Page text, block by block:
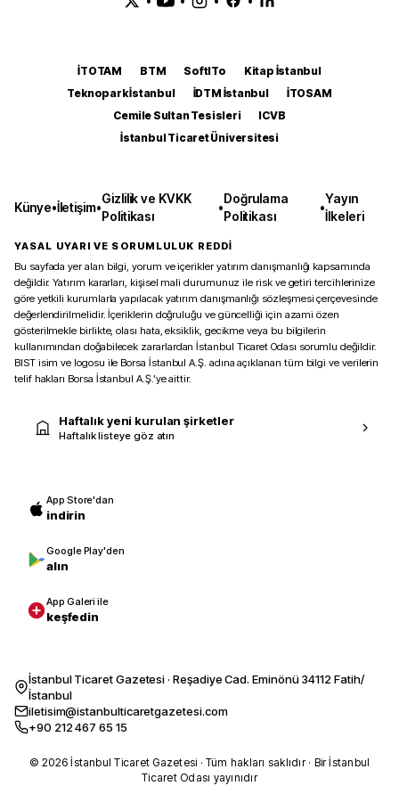
İTOTAM BTM SoftITo
Kitap İstanbul
Teknopark İstanbul
İDTM İstanbul
İTOSAM
Cemile Sultan Tesisleri
ICVB
İstanbul Ticaret Üniversitesi
Künye•İletişim•
Gizlilik ve KVKK
Politikası
•
Doğrulama
Politikası
•
Yayın
İlkeleri
YASAL UYARI VE SORUMLULUK REDDİ
Bu sayfada yer alan bilgi, yorum ve içerikler yatırım danışmanlığı kapsamında
değildir. Yatırım kararları, kişisel mali durumunuz ile risk ve getiri tercihlerinize
göre yetkili kurumlarla yapılacak yatırım danışmanlığı sözleşmesi çerçevesinde
değerlendirilmelidir. İçeriklerin doğruluğu ve güncelliği için azami özen
gösterilmekle birlikte, olası hata, eksiklik, gecikme veya bu bilgilerin
kullanımından doğabilecek zararlardan İstanbul Ticaret Odası sorumlu değildir.
BIST isim ve logosu ile Borsa İstanbul A.Ş. adına açıklanan tüm bilgi ve verilerin
telif hakları Borsa İstanbul A.Ş.’ye aittir.
Haftalık yeni kurulan şirketler
Haftalık listeye göz atın
App Store'dan
indirin
Google Play'den
alın
App Galeri ile
keşfedin
İstanbul Ticaret Gazetesi · Reşadiye Cad. Eminönü 34112 Fatih/
İstanbul
iletisim@istanbulticaretgazetesi.com
+90 212 467 65 15
© 2026 İstanbul Ticaret Gazetesi · Tüm hakları saklıdır · Bir İstanbul
Ticaret Odası yayınıdır